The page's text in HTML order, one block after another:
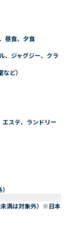
昼食、夕食
、ジャグジー、クラ
ど）
ステ、ランドリー
満は対象外）※日本